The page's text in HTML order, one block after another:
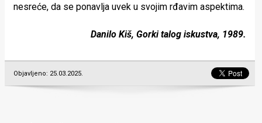
nesreće, da se ponavlja uvek u svojim rđavim aspektima.
Danilo Kiš, Gorki talog iskustva, 1989.
Objavljeno: 25.03.2025.